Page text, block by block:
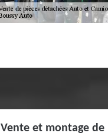
Vente et montage de